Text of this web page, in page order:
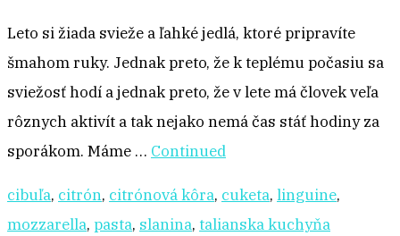
Leto si žiada svieže a ľahké jedlá, ktoré pripravíte
šmahom ruky. Jednak preto, že k teplému počasiu sa
sviežosť hodí a jednak preto, že v lete má človek veľa
rôznych aktivít a tak nejako nemá čas stáť hodiny za
sporákom. Máme … Continued
cibuľa, citrón, citrónová kôra, cuketa, linguine,
mozzarella, pasta, slanina, talianska kuchyňa